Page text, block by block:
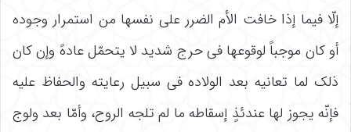
إلّا فیما إذا خافت الأم الضرر على نفسها من استمرار وجوده
أو کان موجباً لوقوعها فی حرج شدید لا یتحمّل عادهً وإن کان
ذلک لما تعانیه بعد الولاده فی سبیل رعایته والحفاظ علیه
فإنّه یجوز لها عندئذٍ إسقاطه ما لم تلجه الروح، وأمّا بعد ولوج